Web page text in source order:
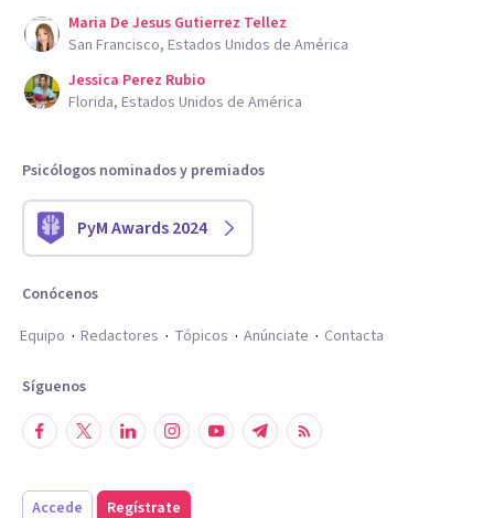
Maria De Jesus Gutierrez Tellez
San Francisco, Estados Unidos de América
Jessica Perez Rubio
Florida, Estados Unidos de América
Psicólogos nominados y premiados
PyM Awards 2024
Conócenos
Equipo
Redactores Tópicos Anúnciate Contacta
Síguenos
Accede Regístrate